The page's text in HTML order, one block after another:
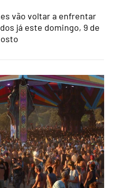
vão voltar a enfrentar
já este domingo, 9 de